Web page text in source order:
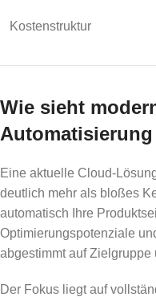
Kostenstruktur
Wie sieht
Eine aktuelle Cloud-
deutlich mehr als bloßes
automatisch Ihre
Optimierungspotenziale
abgestimmt auf Zielgruppe
Der Fokus liegt auf